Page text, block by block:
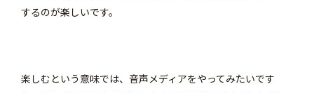
するのが楽しいです。
楽しむという意味では、音声メディアをやってみたいです